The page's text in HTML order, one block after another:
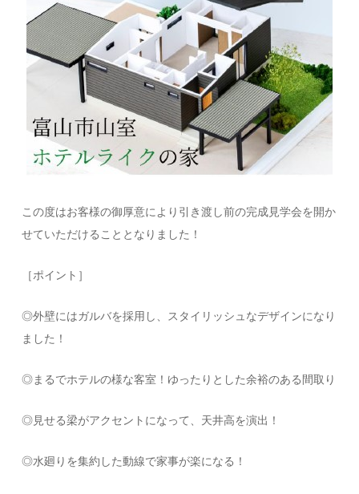
この度はお客様の御厚意により引き渡し前の完成見学会を開か
せていただけることとなりました！
［ポイント］
◎外壁にはガルバを採用し、スタイリッシュなデザインになり
ました！
◎まるでホテルの様な客室！ゆったりとした余裕のある間取り
◎見せる梁がアクセントになって、天井高を演出！
◎水廻りを集約した動線で家事が楽になる！